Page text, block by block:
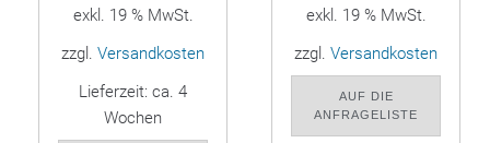
exkl. 19 % MwSt.
zzgl. Versandkosten
Lieferzeit: ca. 4
Wochen
exkl. 19 % MwSt.
zzgl. Versandkosten
AUF DIE
ANFRAGELISTE